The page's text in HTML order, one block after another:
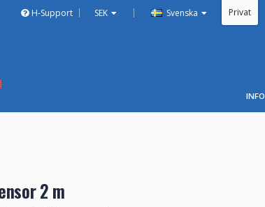
H-Support SEK | Svenska Privat
INFO
2 m